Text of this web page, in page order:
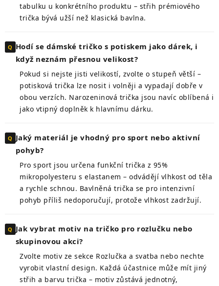
tabulku u konkrétního produktu – střih prémiového
trička bývá užší než klasická bavlna.
Hodí se dámské tričko s potiskem jako dárek, i
když neznám přesnou velikost?
Pokud si nejste jisti velikostí, zvolte o stupeň větší –
potisková trička lze nosit i volněji a vypadají dobře v
obou verzích. Narozeninová trička jsou navíc oblíbená i
jako vtipný doplněk k hlavnímu dárku.
Jaký materiál je vhodný pro sport nebo aktivní
pohyb?
Pro sport jsou určena funkční trička z 95%
mikropolyesteru s elastanem – odvádějí vlhkost od těla
a rychle schnou. Bavlněná trička se pro intenzivní
pohyb příliš nedoporučují, protože vlhkost zadržují.
Jak vybrat motiv na tričko pro rozlučku nebo
skupinovou akci?
Zvolte motiv ze sekce Rozlučka a svatba nebo nechte
vyrobit vlastní design. Každá účastnice může mít jiný
střih a barvu trička – motiv zůstává jednotný,